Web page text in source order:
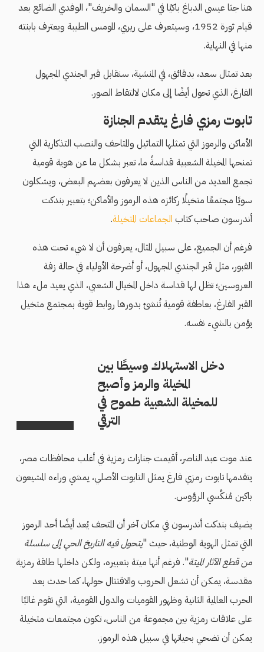
هنا جثا عيسى الدباغ باكيًا في "السمان والخريف"، الوفدي الضائع بعد
قيام ثورة 1952، وسيتعرف على ريري، المومس الطيبة ويعترف بابنته
منها في النهاية.
بعد تمثال سعد، بدقائق، في المنشية، سنقابل قبر الجندي المجهول
الفارغ، الذي تحول أيضًا إلى مكان لالتقاط الصور.
تابوت رمزي فارغ يتقدم الجنازة
الأماكن والرموز التي تمثلها التماثيل والمتاحف والنصب التذكارية التي
تمنحها المخيلة الشعبية قداسةً ما، تعبر بشكل ما عن هوية قومية
تجمع العديد من الناس الذين لا يعرفون بعضهم البعض، ويشكلون
سويًا مجتمعًا متخيلًا ركائزه هذه الرموز والأماكن؛ بتعبير بندكت
أندرسون صاحب كتاب الجماعات المتخيلة.
فرغم أن الجميع، على سبيل المثال، يعرفون أن لا شيء تحت هذه
القبور، مثل قبر الجندي المجهول، أو أضرحة الأولياء في حالة زفة
العروسين؛ تظل لها قداسة داخل المخيال الشعبي، الذي يعيد ملء هذا
القبر الفارغ، بعاطفة قومية تُنشئ بدورها روابط قوية بمجتمع متخيل
يؤمن بالشيء نفسه.
دخل الاستهلاك وسيطًا بين
المخيلة والرمز وأصبح
للمخيلة الشعبية طموح في
الترقي
عند موت عبد الناصر، أقيمت جنازات رمزية في أغلب محافظات مصر،
يتقدمها تابوت رمزي فارغ يمثل التابوت الأصلي، يمشي وراءه المشيعون
باكين مُنكَّسي الرؤوس.
يضيف بندكت أندرسون في مكان آخر أن المتحف يُعد أيضًا أحد الرموز
التي تمثل الهوية الوطنية، حيث "يتحول فيه التاريخ الحي إلى سلسلة
من قطع الآثار الميتة". فرغم أنها ميتة بتعبيره، ولكن داخلها طاقة رمزية
مقدسة، يمكن أن تشعل الحروب والاقتتال حولها، كما حدث بعد
الحرب العالمية الثانية وظهور القوميات والدول القومية، التي تقوم غالبًا
على علاقات رمزية بين مجموعة من الناس، تكون مجتمعات متخيلة
يمكن أن تضحي بحياتها في سبيل هذه الرموز.